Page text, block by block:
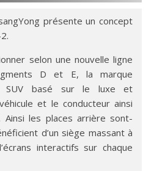
présente un concept
selon une nouvelle ligne
D et E, la marque
SUV basé sur le luxe et
et le conducteur ainsi
Ainsi les places arrière sont-
d’un siège massant à
interactifs sur chaque